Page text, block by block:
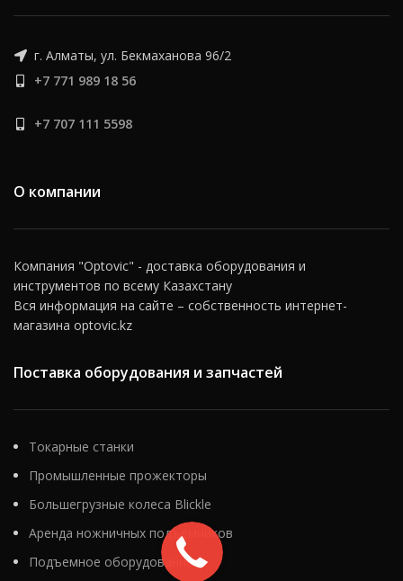
плоскостей, пазов, рамок,
других деталей. На данном
Технологические
возможности фрезерного
станка могут быть
головки, вертикальной
делительного стола,
приборов. Все основные
части фрезерного станка FV
г. Алматы, ул. Бекмаханова 96/2
+7 771 989 18 56
+7 707 111 5598
О компании
Компания "Optovic" - доставка оборудования и
инструментов по всему Казахстану
Вся информация на сайте – собственность интернет-
магазина optovic.kz
Поставка оборудования и запчастей
Токарные станки
Промышленные прожекторы
Большегрузные колеса Blickle
Аренда ножничных подъемников
Подъемное оборудование